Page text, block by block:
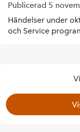
Publicerad 5
Händelser under
och Service